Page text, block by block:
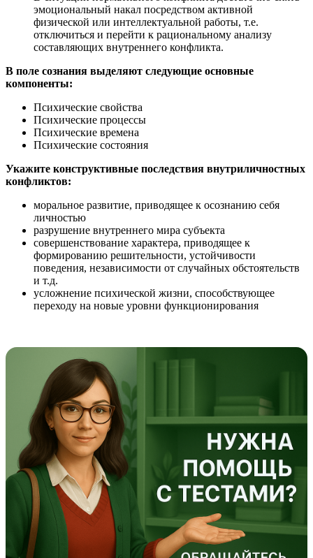
эмоциональный накал посредством активной
физической или интеллектуальной работы, т.е.
отключиться и перейти к рациональному анализу
составляющих внутреннего конфликта.
В поле сознания выделяют следующие основные
компоненты:
Психические свойства
Психические процессы
Психические времена
Психические состояния
Укажите конструктивные последствия внутриличностных
конфликтов:
моральное развитие, приводящее к осознанию себя
личностью
разрушение внутреннего мира субъекта
совершенствование характера, приводящее к
формированию решительности, устойчивости
поведения, независимости от случайных обстоятельств
и т.д.
усложнение психической жизни, способствующее
переходу на новые уровни функционирования